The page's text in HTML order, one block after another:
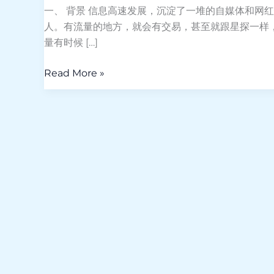
一、 背景 信息高速发展，沉淀了一堆的自媒体和网
人。有流量的地方，就会有交易，甚至就跟星探一样
量有时候 […]
人
变
的
Read More »